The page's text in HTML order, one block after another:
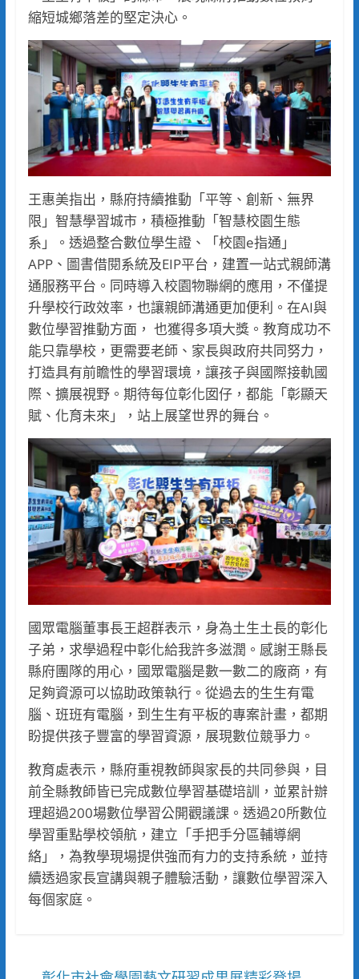
縮短城鄉落差的堅定決心。
王惠美指出，縣府持續推動「平等、創新、無界
限」智慧學習城市，積極推動「智慧校園生態
系」。透過整合數位學生證、「校園e指通」
APP、圖書借閱系統及EIP平台，建置一站式親師溝
通服務平台。同時導入校園物聯網的應用，不僅提
升學校行政效率，也讓親師溝通更加便利。在AI與
數位學習推動方面， 也獲得多項大獎。教育成功不
能只靠學校，更需要老師、家長與政府共同努力，
打造具有前瞻性的學習環境，讓孩子與國際接軌國
際、擴展視野。期待每位彰化囡仔，都能「彰顯天
賦、化育未來」，站上展望世界的舞台。
國眾電腦董事長王超群表示，身為土生土長的彰化
子弟，求學過程中彰化給我許多滋潤。感謝王縣長
縣府團隊的用心，國眾電腦是數一數二的廠商，有
足夠資源可以協助政策執行。從過去的生生有電
腦、班班有電腦，到生生有平板的專案計畫，都期
盼提供孩子豐富的學習資源，展現數位競爭力。
教育處表示，縣府重視教師與家長的共同參與，目
前全縣教師皆已完成數位學習基礎培訓，並累計辦
理超過200場數位學習公開觀議課。透過20所數位
學習重點學校領航，建立「手把手分區輔導網
絡」，為教學現場提供強而有力的支持系統，並持
續透過家長宣講與親子體驗活動，讓數位學習深入
每個家庭。